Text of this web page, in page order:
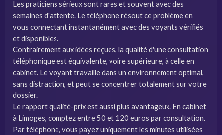
Les praticiens sérieux sont rares et souvent avec des
semaines d'attente. Le téléphone résout ce problème en
vous connectant instantanément avec des voyants vérifiés
et disponibles.
Contrairement aux idées reçues, la qualité d'une consultation
téléphonique est équivalente, voire supérieure, à celle en
cabinet. Le voyant travaille dans un environnement optimal,
sans distraction, et peut se concentrer totalement sur votre
dossier.
Le rapport qualité-prix est aussi plus avantageux. En cabinet
à Limoges, comptez entre 50 et 120 euros par consultation.
Par téléphone, vous payez uniquement les minutes utilisées